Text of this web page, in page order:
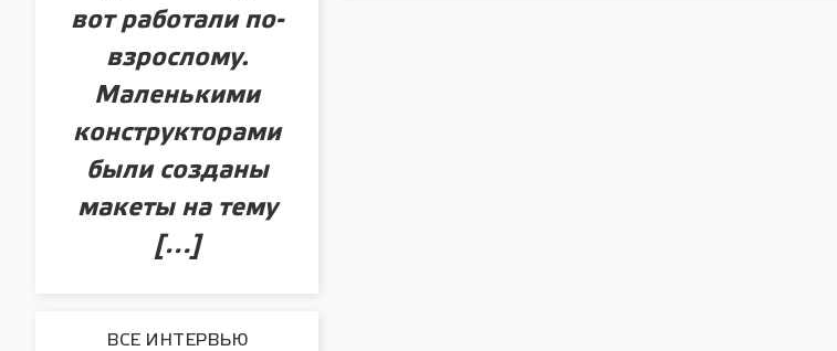
вот работали по-
взрослому.
Маленькими
конструкторами
были созданы
макеты на тему
[…]
ВСЕ ИНТЕРВЬЮ